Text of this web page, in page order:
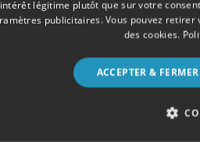
intérêt légitime plutôt que sur votre
publicitaires. Vous pouvez
des cookies.
ACCEPTER & FERMER